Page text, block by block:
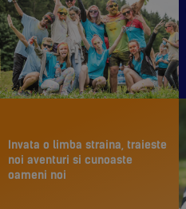
Invata o limba straina, traieste
noi aventuri si cunoaste
oameni noi